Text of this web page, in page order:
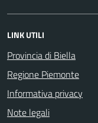
LINK UTILI
Provincia di Biella
Regione Piemonte
Informativa privacy
Note legali